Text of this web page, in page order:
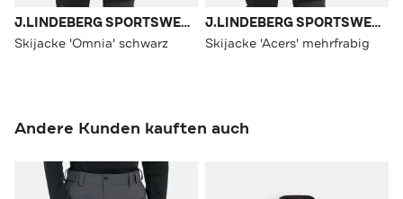
J.LINDEBERG SPORTSWEAR
Skijacke 'Omnia' schwarz
J.LINDEBERG SPORTSWEAR
Skijacke 'Acers' mehrfrabig
Andere Kunden kauften auch